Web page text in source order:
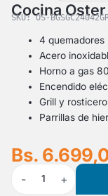
Cocina
SKU: OS-
4 quemadores
Acero
Horno a gas
Encendido
Grill y rosticero
Parrillas de
Bs.
- 1 +